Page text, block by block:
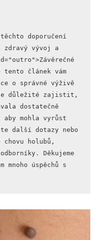
doporučení
vývoj a
tento článek vám
o správné výživě
důležité zajistit,
dostatečně
mohla vyrůst
další dotazy nebo
holubů,
Děkujeme
mnoho úspěchů s